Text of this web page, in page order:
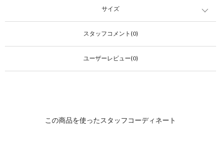
サイズ
スタッフコメント(0)
ユーザーレビュー(0)